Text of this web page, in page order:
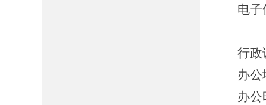
电子
行政
办
办